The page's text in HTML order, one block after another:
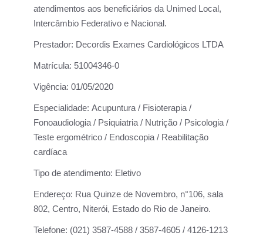
atendimentos aos beneficiários da Unimed Local,
Intercâmbio Federativo e Nacional.
Prestador: Decordis Exames Cardiológicos LTDA
Matrícula: 51004346-0
Vigência: 01/05/2020
Especialidade: Acupuntura / Fisioterapia /
Fonoaudiologia / Psiquiatria / Nutrição / Psicologia /
Teste ergométrico / Endoscopia / Reabilitação
cardíaca
Tipo de atendimento: Eletivo
Endereço: Rua Quinze de Novembro, n°106, sala
802, Centro, Niterói, Estado do Rio de Janeiro.
Telefone: (021) 3587-4588 / 3587-4605 / 4126-1213